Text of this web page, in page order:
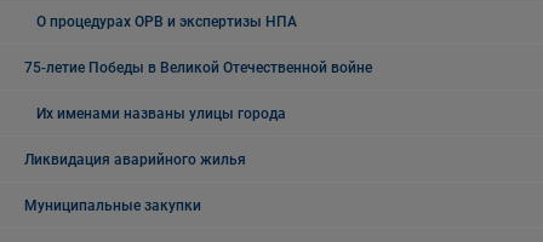
О процедурах ОРВ и экспертизы НПА
75-летие Победы в Великой Отечественной войне
Их именами названы улицы города
Ликвидация аварийного жилья
Муниципальные закупки